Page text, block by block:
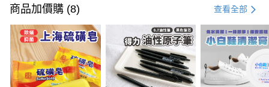
信用卡一次付款
超商取貨付款
LINE Pay
Apple Pay
商品加價購 (8) 查看全部